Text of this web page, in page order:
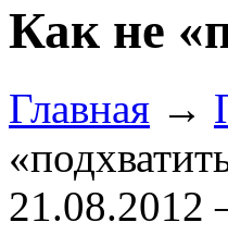
Как не
Главная →